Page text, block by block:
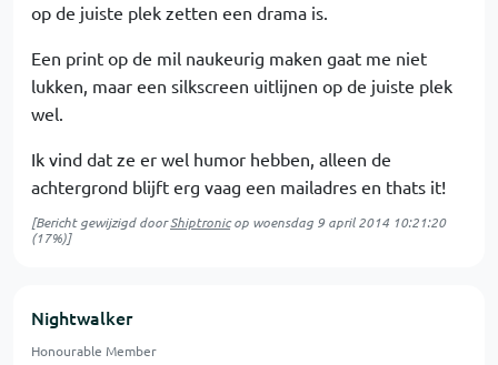
op de juiste plek zetten een drama is.
Een print op de mil naukeurig maken gaat me niet
lukken, maar een silkscreen uitlijnen op de juiste plek
wel.
Ik vind dat ze er wel humor hebben, alleen de
achtergrond blijft erg vaag een mailadres en thats it!
[Bericht gewijzigd doorShiptronicop woensdag 9 april 2014 10:21:20
(17%)]
Nightwalker
Honourable Member